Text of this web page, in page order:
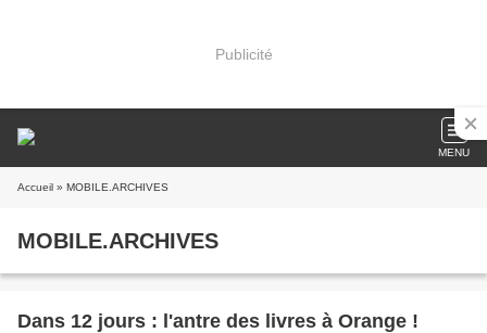
Publicité
MENU
Accueil » MOBILE.ARCHIVES
MOBILE.ARCHIVES
Dans 12 jours : l'antre des livres à Orange !